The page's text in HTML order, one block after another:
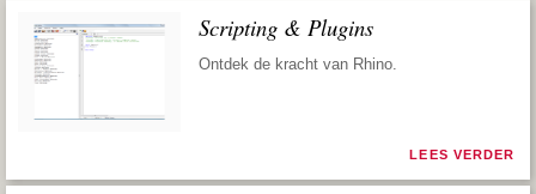
Scripting & Plugins
Ontdek de kracht van Rhino.
LEES VERDER